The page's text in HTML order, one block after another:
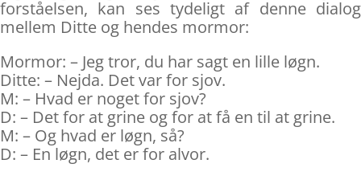
forståelsen, kan ses tydeligt af denne dialog
mellem Ditte og hendes mormor:
Mormor: – Jeg tror, du har sagt en lille løgn.
Ditte: – Nejda. Det var for sjov.
M: – Hvad er noget for sjov?
D: – Det for at grine og for at få en til at grine.
M: – Og hvad er løgn, så?
D: – En løgn, det er for alvor.